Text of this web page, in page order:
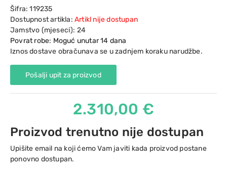
Šifra:119235
Dostupnost artikla: Artikl nije dostupan
Jamstvo (mjeseci): 24
Povrat robe: Moguć unutar 14 dana
Iznos dostave obračunava se u zadnjem koraku narudžbe.
Pošalji upit za proizvod
2.310,00 €
Proizvod trenutno nije dostupan
Upišite email na koji ćemo Vam javiti kada proizvod postane
ponovno dostupan.